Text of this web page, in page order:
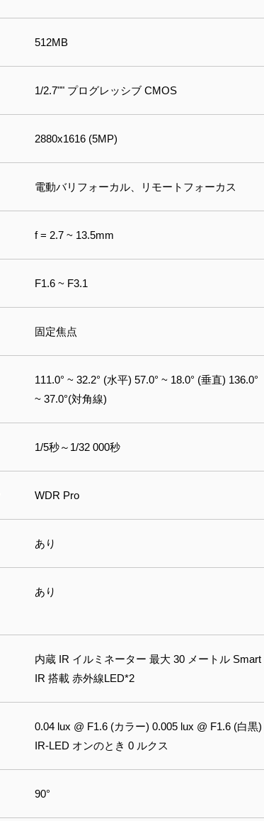
512MB
1/2.7"" プログレッシブ CMOS
2880x1616 (5MP)
電動バリフォーカル、リモートフォーカス
f = 2.7 ~ 13.5mm
F1.6 ~ F3.1
固定焦点
111.0° ~ 32.2° (水平) 57.0° ~ 18.0° (垂直) 136.0°
~ 37.0°(対角線)
1/5秒～1/32 000秒
WDR Pro
あり
あり
内蔵 IR イルミネーター 最大 30 メートル Smart
IR 搭載 赤外線LED*2
0.04 lux @ F1.6 (カラー) 0.005 lux @ F1.6 (白黒)
IR‐LED オンのとき 0 ルクス
90°